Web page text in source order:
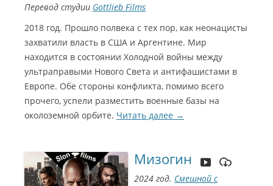
Перевод студии Gottlieb Films
2018 год. Прошло полвека с тех пор, как неонацисты
захватили власть в США и Аргентине. Мир
находится в состоянии Холодной войны между
ультраправыми Нового Света и антифашистами в
Европе. Обе стороны конфликта, помимо всего
прочего, успели разместить военные базы на
околоземной орбите. Читать далее →
Мизогин
2024 год. Смешной с